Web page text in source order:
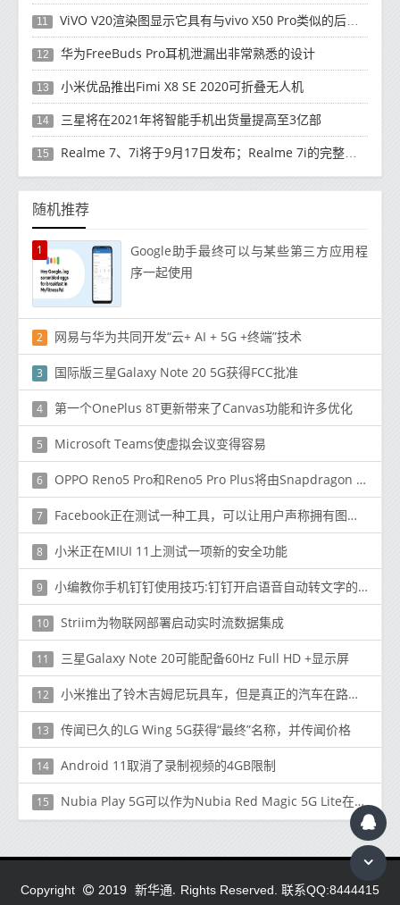
11 ViVO V20渲染图显示它具有与vivo X50 Pro类似的后部设计
12 华为FreeBuds Pro耳机泄漏出非常熟悉的设计
13 小米优品推出Fimi X8 SE 2020可折叠无人机
14 三星将在2021年将智能手机出货量提高至3亿部
15 Realme 7、7i将于9月17日发布；Realme 7i的完整规格并导致泄漏
随机推荐
1
Google助手最终可以与某些第三方应用程
序一起使用
2 网易与华为共同开发“云+ AI + 5G +终端”技术
3 国际版三星Galaxy Note 20 5G获得FCC批准
4 第一个OnePlus 8T更新带来了Canvas功能和许多优化
5 Microsoft Teams使虚拟会议变得容易
6 OPPO Reno5 Pro和Reno5 Pro Plus将由Snapdragon 860供电
7 Facebook正在测试一种工具，可以让用户声称拥有图像版权
8 小米正在MIUI 11上测试一项新的安全功能
9 小编教你手机钉钉使用技巧:钉钉开启语音自动转文字的方法
10 Striim为物联网部署启动实时流数据集成
11 三星Galaxy Note 20可能配备60Hz Full HD +显示屏
12 小米推出了铃木吉姆尼玩具车，但是真正的汽车在路上吗？
13 传闻已久的LG Wing 5G获得“最终”名称，并传闻价格
14 Android 11取消了录制视频的4GB限制
15 Nubia Play 5G可以作为Nubia Red Magic 5G Lite在全球市场推出
Copyright 2019 新华通. Rights Reserved. 联系QQ:8444415